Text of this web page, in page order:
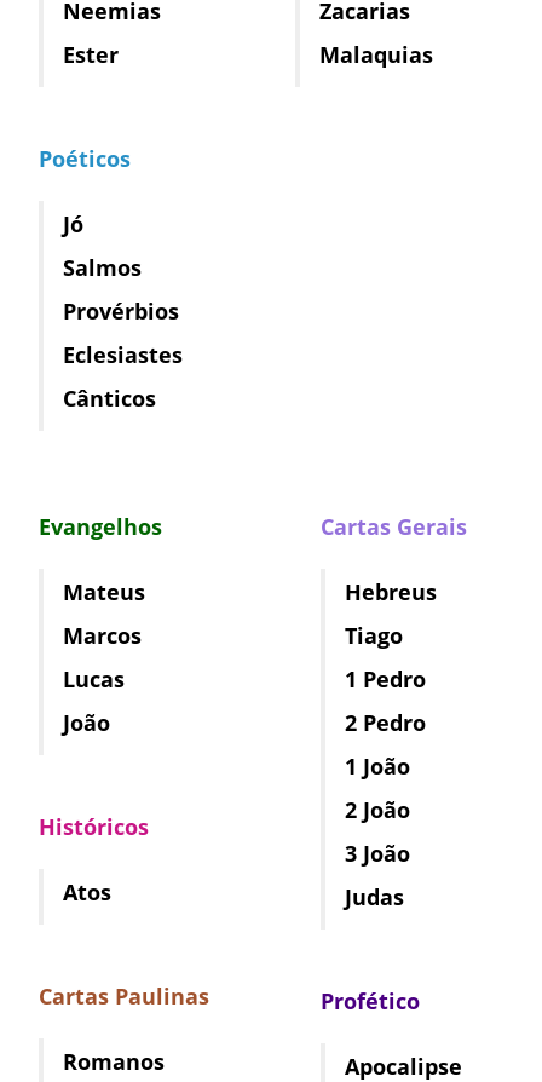
Neemias
Ester
Poéticos
Jó
Salmos
Provérbios
Eclesiastes
Cânticos
Zacarias
Malaquias
Evangelhos
Mateus
Marcos
Lucas
João
Históricos
Atos
Cartas Paulinas
Romanos
Cartas Gerais
Hebreus
Tiago
1 Pedro
2 Pedro
1 João
2 João
3 João
Judas
Profético
Apocalipse